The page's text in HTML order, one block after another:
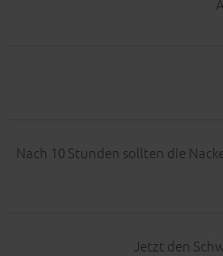
Nach 10 Stunden sollten die
Jetzt den